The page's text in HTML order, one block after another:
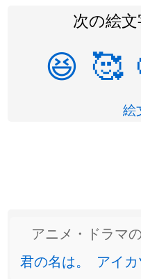
次の絵
😆 🥰
絵
アニメ・ドラマ
君の名は。
アイ